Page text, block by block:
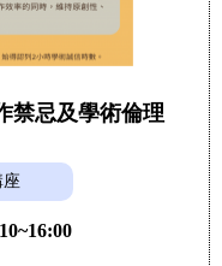
禁忌及學術倫理